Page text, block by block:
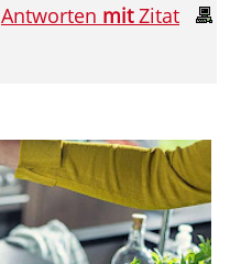
Antworten mitZitat